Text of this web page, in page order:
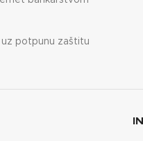
uz potpunu zaštitu